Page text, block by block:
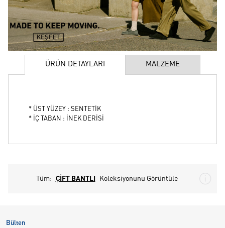
ÜRÜN DETAYLARI MALZEME
* ÜST YÜZEY : SENTETİK
* İÇ TABAN : İNEK DERİSİ
Tüm: ÇİFT BANTLI Koleksiyonunu Görüntüle
Bülten